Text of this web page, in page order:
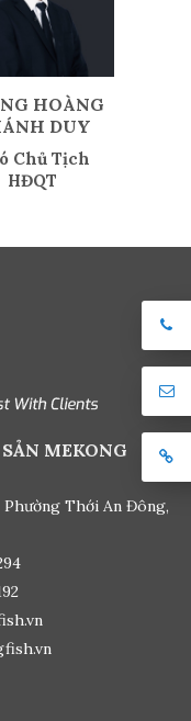
HOÀNG
DUY
Chủ Tịch
HĐQT
MEKONG
Thới An Đông,